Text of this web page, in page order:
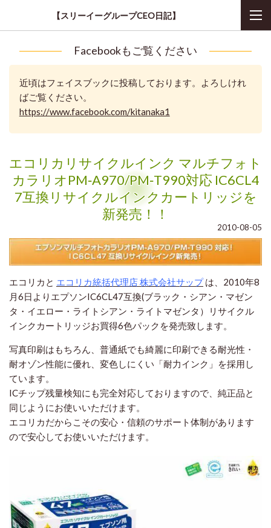
【スリーイーグループCEO日記】
Facebookもご覧ください
近頃はフェイスブックに投稿しております。よろしけれ
ばご覧ください。
https://www.facebook.com/kitanaka1
エコリカリサイクルインク マルチフォト
カラリオPM‐A970/PM‐T990対応 IC6CL4
7互換リサイクルインクカートリッジを
新発売！！
2010-08-05
エコリカと エコリカ統括代理店 株式会社サップは、2010年8
月6日よりエプソンIC6CL47互換(ブラック・シアン・マゼン
タ・イエロー・ライトシアン・ライトマゼンタ）リサイクル
インクカートリッジお買得6色パックを発売致します。
写真印刷はもちろん、普通紙でも綺麗に印刷できる耐光性・
耐オゾン性能に優れ、変色しにくい「耐力インク」を採用し
ています。
ICチップ残量検知にも完全対応しておりますので、純正品と
同じようにお使いいただけます。
エコリカだからこその安心・信頼のサポート体制があります
ので安心してお使いいただけます。